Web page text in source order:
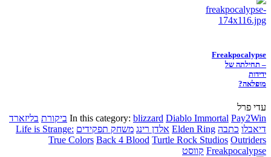
Freakpocalypse
– תחילתה של
ידידות
מופלאה?
עדי פרל
In this category: blizzard Diablo Immortal Pay2Win ביקורת בליזארד
דיאבלו כתבה Elden Ring אלדן רינג משחק תפקידים Life is Strange:
True Colors Back 4 Blood Turtle Rock Studios Outriders
Freakpocalypse קווסט